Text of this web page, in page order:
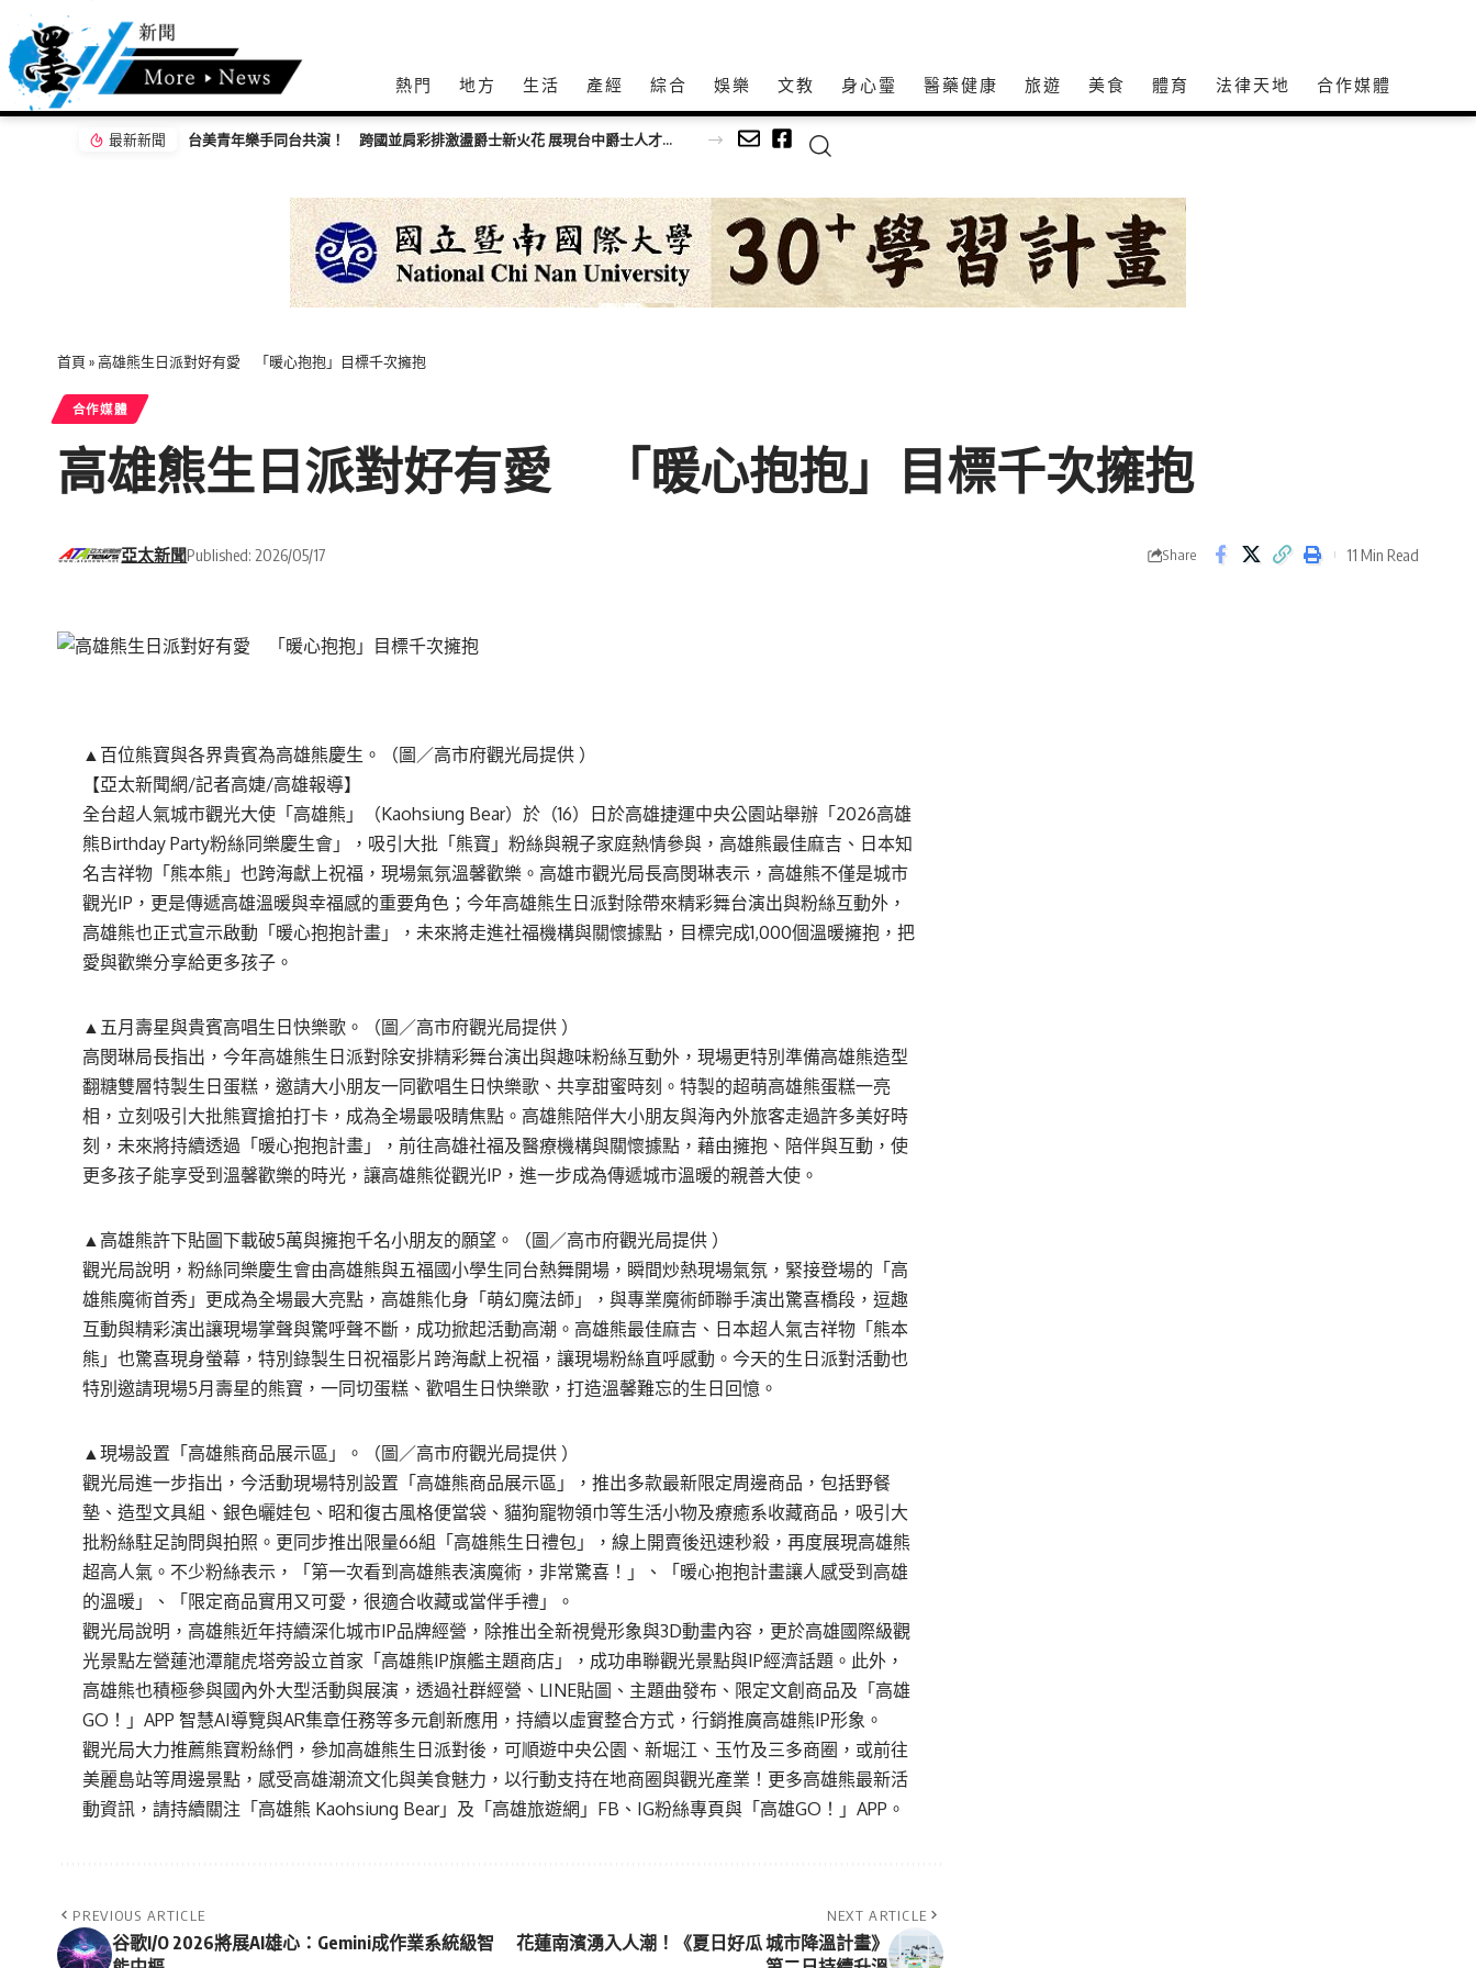
熱門 地方 生活 產經 綜合 娛樂 文教 身心𩆜 醫藥健康 旅遊 美食 體育 法律天地 合作媒體
最新新聞 台美青年樂手同台共演！ 跨國並肩彩排激盪爵士新火花 展現台中爵士人才培育成果
首頁 »高雄熊生日派對好有愛 「暖心抱抱」目標千次擁抱
合作媒體
高雄熊生日派對好有愛 「暖心抱抱」目標千次擁抱
亞太新聞Published: 2026/05/17 Share 11 Min Read
▲百位熊寶與各界貴賓為高雄熊慶生。（圖／高市府觀光局提供 ）
【亞太新聞網/記者高婕/高雄報導】
全台超人氣城市觀光大使「高雄熊」（Kaohsiung Bear）於（16）日於高雄捷運中央公園站舉辦「2026高雄
熊Birthday Party粉絲同樂慶生會」，吸引大批「熊寶」粉絲與親子家庭熱情參與，高雄熊最佳麻吉、日本知
名吉祥物「熊本熊」也跨海獻上祝福，現場氣氛溫馨歡樂。高雄市觀光局長高閔琳表示，高雄熊不僅是城市
觀光IP，更是傳遞高雄溫暖與幸福感的重要角色；今年高雄熊生日派對除帶來精彩舞台演出與粉絲互動外，
高雄熊也正式宣示啟動「暖心抱抱計畫」，未來將走進社福機構與關懷據點，目標完成1,000個溫暖擁抱，把
愛與歡樂分享給更多孩子。
▲五月壽星與貴賓高唱生日快樂歌。（圖／高市府觀光局提供 ）
高閔琳局長指出，今年高雄熊生日派對除安排精彩舞台演出與趣味粉絲互動外，現場更特別準備高雄熊造型
翻糖雙層特製生日蛋糕，邀請大小朋友一同歡唱生日快樂歌、共享甜蜜時刻。特製的超萌高雄熊蛋糕一亮
相，立刻吸引大批熊寶搶拍打卡，成為全場最吸睛焦點。高雄熊陪伴大小朋友與海內外旅客走過許多美好時
刻，未來將持續透過「暖心抱抱計畫」，前往高雄社福及醫療機構與關懷據點，藉由擁抱、陪伴與互動，使
更多孩子能享受到溫馨歡樂的時光，讓高雄熊從觀光IP，進一步成為傳遞城市溫暖的親善大使。
▲高雄熊許下貼圖下載破5萬與擁抱千名小朋友的願望。（圖／高市府觀光局提供 ）
觀光局說明，粉絲同樂慶生會由高雄熊與五福國小學生同台熱舞開場，瞬間炒熱現場氣氛，緊接登場的「高
雄熊魔術首秀」更成為全場最大亮點，高雄熊化身「萌幻魔法師」，與專業魔術師聯手演出驚喜橋段，逗趣
互動與精彩演出讓現場掌聲與驚呼聲不斷，成功掀起活動高潮。高雄熊最佳麻吉、日本超人氣吉祥物「熊本
熊」也驚喜現身螢幕，特別錄製生日祝福影片跨海獻上祝福，讓現場粉絲直呼感動。今天的生日派對活動也
特別邀請現場5月壽星的熊寶，一同切蛋糕、歡唱生日快樂歌，打造溫馨難忘的生日回憶。
▲現場設置「高雄熊商品展示區」。（圖／高市府觀光局提供 ）
觀光局進一步指出，今活動現場特別設置「高雄熊商品展示區」，推出多款最新限定周邊商品，包括野餐
墊、造型文具組、銀色曬娃包、昭和復古風格便當袋、貓狗寵物領巾等生活小物及療癒系收藏商品，吸引大
批粉絲駐足詢問與拍照。更同步推出限量66組「高雄熊生日禮包」，線上開賣後迅速秒殺，再度展現高雄熊
超高人氣。不少粉絲表示，「第一次看到高雄熊表演魔術，非常驚喜！」、「暖心抱抱計畫讓人感受到高雄
的溫暖」、「限定商品實用又可愛，很適合收藏或當伴手禮」。
觀光局說明，高雄熊近年持續深化城市IP品牌經營，除推出全新視覺形象與3D動畫內容，更於高雄國際級觀
光景點左營蓮池潭龍虎塔旁設立首家「高雄熊IP旗艦主題商店」，成功串聯觀光景點與IP經濟話題。此外，
高雄熊也積極參與國內外大型活動與展演，透過社群經營、LINE貼圖、主題曲發布、限定文創商品及「高雄
GO！」APP 智慧AI導覽與AR集章任務等多元創新應用，持續以虛實整合方式，行銷推廣高雄熊IP形象。
觀光局大力推薦熊寶粉絲們，參加高雄熊生日派對後，可順遊中央公園、新堀江、玉竹及三多商圈，或前往
美麗島站等周邊景點，感受高雄潮流文化與美食魅力，以行動支持在地商圈與觀光產業！更多高雄熊最新活
動資訊，請持續關注「高雄熊 Kaohsiung Bear」及「高雄旅遊網」FB、IG粉絲專頁與「高雄GO！」APP。
PREVIOUS ARTICLE
谷歌I/O 2026將展AI雄心：Gemini成作業系統級智
NEXT ARTICLE
花蓮南濱湧入人潮！《夏日好瓜 城市降溫計畫》